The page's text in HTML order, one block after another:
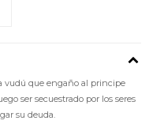
vudú que engaño al principe
ser secuestrado por los seres
su deuda.